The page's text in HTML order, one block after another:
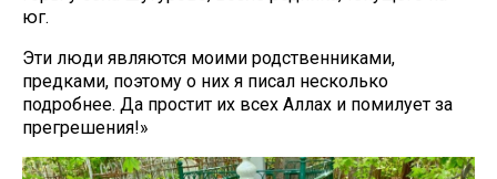
юг.
Эти люди являются моими родственниками,
предками, поэтому о них я писал несколько
подробнее. Да простит их всех Аллах и помилует за
прегрешения!»